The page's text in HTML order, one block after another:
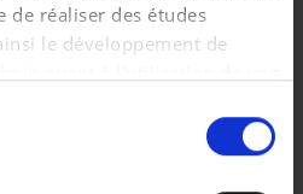
de réaliser des études
le développement de
quant à l'utilisation de vos
à tout moment en
relative aux cookies ou en
JP - 3 Jahre/200.000 km
(BremssÃ¤ttel